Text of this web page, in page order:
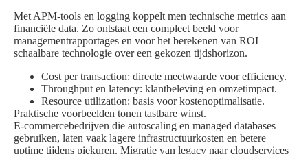
Met APM-tools en logging koppelt men technische metrics aan
financiële data. Zo ontstaat een compleet beeld voor
managementrapportages en voor het berekenen van ROI
schaalbare technologie over een gekozen tijdshorizon.
Cost per transaction: directe meetwaarde voor efficiency.
Throughput en latency: klantbeleving en omzetimpact.
Resource utilization: basis voor kostenoptimalisatie.
Praktische voorbeelden tonen tastbare winst.
E‑commercebedrijven die autoscaling en managed databases
gebruiken, laten vaak lagere infrastructuurkosten en betere
uptime tijdens piekuren. Migratie van legacy naar cloudservices